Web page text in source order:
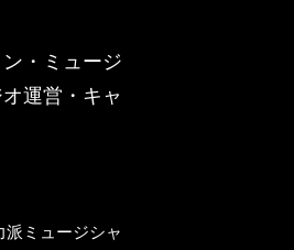
・ミュージ
運営・キャ
ミュージシャ